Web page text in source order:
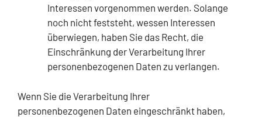
Interessen vorgenommen werden. Solange
noch nicht feststeht, wessen Interessen
überwiegen, haben Sie das Recht, die
Einschränkung der Verarbeitung Ihrer
personenbezogenen Daten zu verlangen.
Wenn Sie die Verarbeitung Ihrer
personenbezogenen Daten eingeschränkt haben,